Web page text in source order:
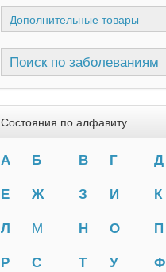
Дополнительные товары
Поиск по заболеваниям
Состояния по алфавиту
А Б В Г
Д
Е
Ж З И
К
Л
М Н О
П
Р
С Т У
Ф